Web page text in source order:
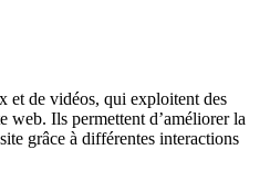
et de vidéos, qui exploitent des
web. Ils permettent d’améliorer la
grâce à différentes interactions